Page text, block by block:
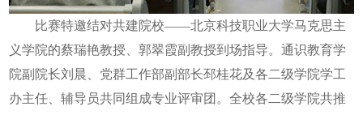
比赛特邀结对共建院校——北京科技职业大学马克思主
义学院的蔡瑞艳教授、郭翠霞副教授到场指导。通识教育学
院副院长刘晨、党群工作部副部长邳桂花及各二级学院学工
办主任、辅导员共同组成专业评审团。全校各二级学院共推